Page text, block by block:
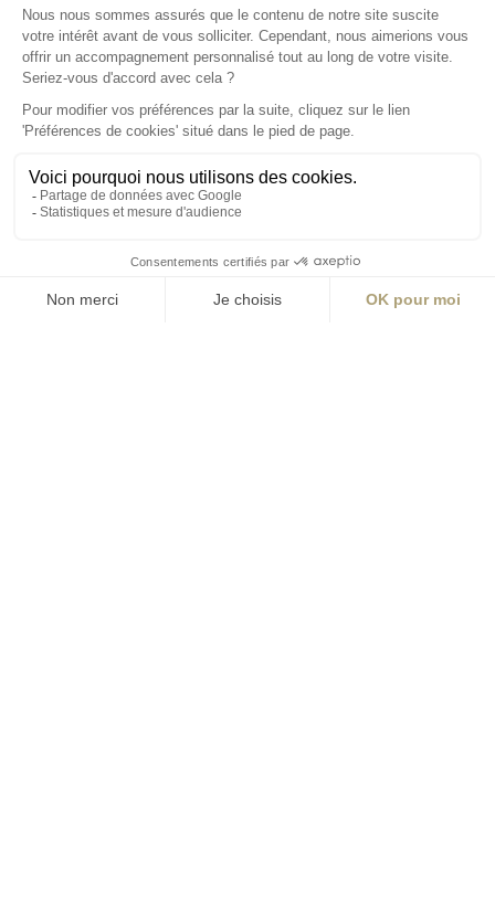
Lyon
Angers
La Station A
14 Boulevard
Yvonne Poirel
49000 Angers
T +33 (0)2 41 36
Écrire
environnement@aialifedesigners.fr